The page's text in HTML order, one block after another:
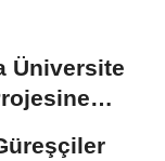
Üniversite